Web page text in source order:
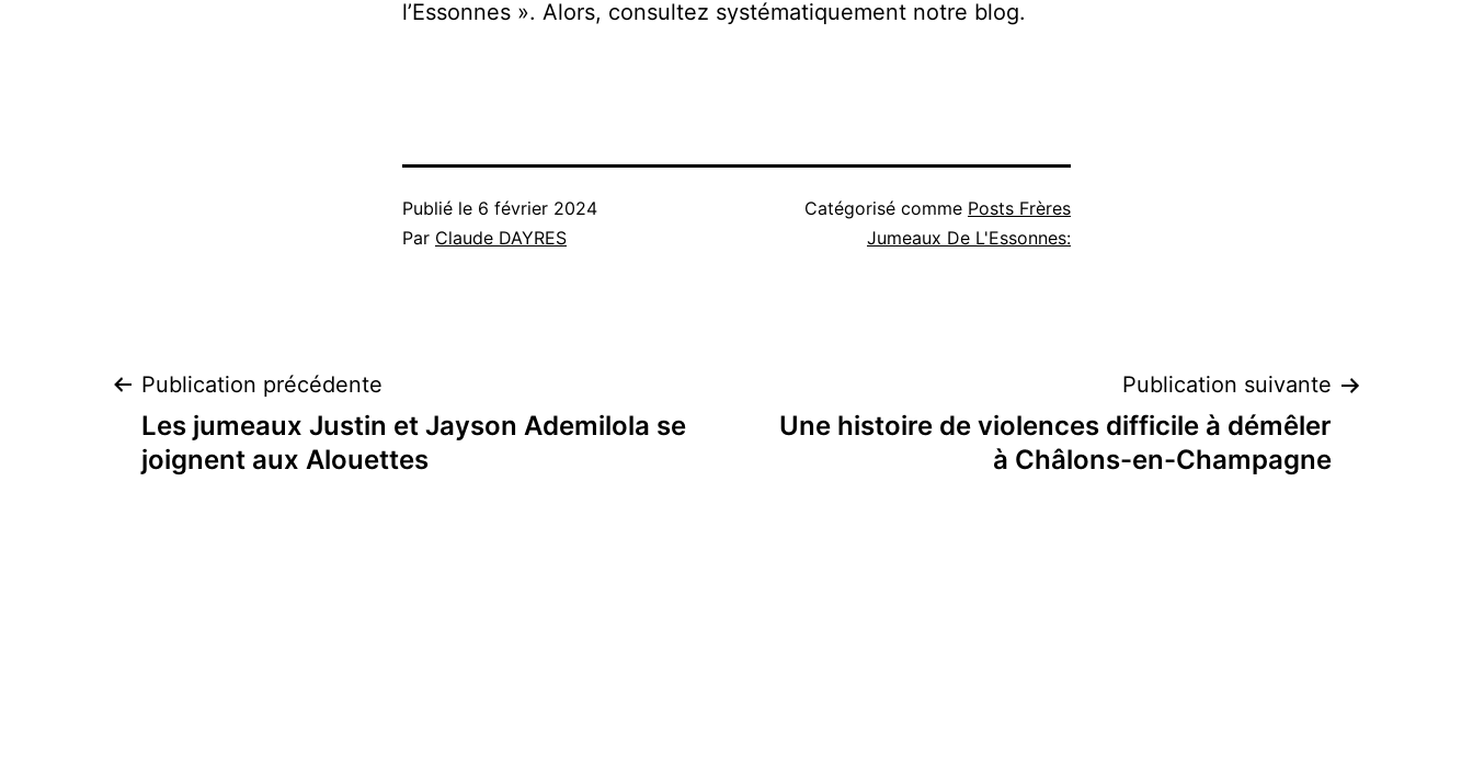
l’Essonnes ». Alors, consultez systématiquement notre blog.
Publié le 6 février 2024
Par Claude DAYRES
Catégorisé comme Posts Frères
Jumeaux De L'Essonnes:
Navigation
de
Publication précédente
Les jumeaux Justin et Jayson Ademilola se
joignent aux Alouettes
Publication suivante
Une histoire de violences difficile à démêler
à Châlons-en-Champagne